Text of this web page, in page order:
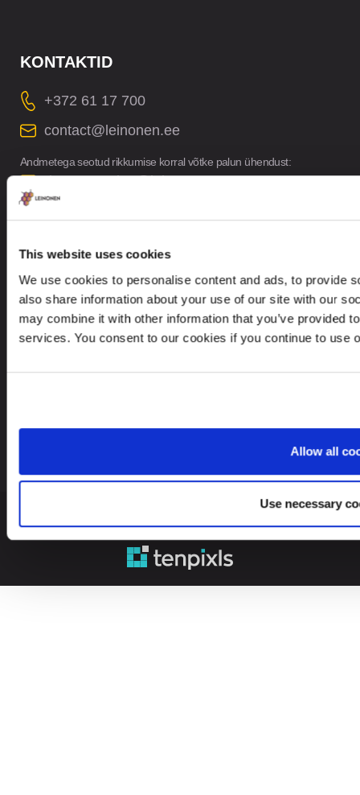
This website uses cookies
We use cookies to personalise content and ads, to provide
also share information about your use of our site with our
may combine it with other information that you’ve provided
services. You consent to our cookies if you continue to use
Allow all
Use necessary
KONTAKTID
+372 61 17 700
contact@leinonen.ee
Andmetega seotud rikkumise korral võtke palun ühendust:
dataprotection@leinonen.eu
Otsite teenust teisest riigist?
Estonia ET